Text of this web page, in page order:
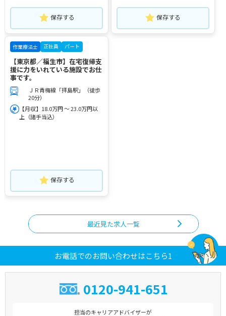
保存する 保存する
作業療法士 正社員 パート
【東京都／福生市】在宅復帰支
援に力をいれている施設でお仕
事です。
ＪＲ青梅線「拝島駅」（徒歩
20分）
【月収】18.0万円 ～ 23.0万円以
上（諸手当込）
保存する
最近見た求人一覧
お電話でのお問い合わせはこちら1
0120-941-651
担当のキャリアアドバイザーが